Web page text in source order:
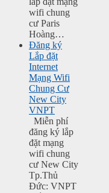
wifi chung
cư Paris
Hoàng…
Đăng ký
Lắp đặt
Internet
Mạng Wifi
Chung Cư
New City
VNPT
Miễn phí
đăng ký lắp
đặt mạng
wifi chung
cư New City
Tp.Thủ
Đức: VNPT